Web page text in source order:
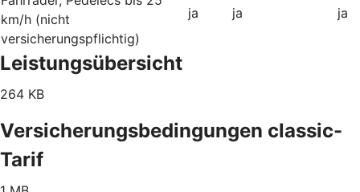
km/h (nicht
versicherungspflichtig)
ja ja ja
Leistungsübersicht
264 KB
Versicherungsbedingungen classic-
Tarif